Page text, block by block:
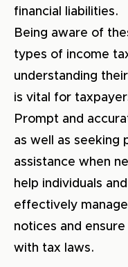
financial liabilities.
Being aware of
types of income
understanding
is vital for
Prompt and
as well as seeking
assistance when
help individuals
effectively
notices and
with tax laws.